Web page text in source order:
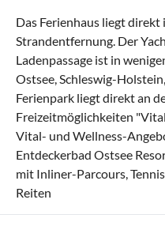
Das Ferienhaus liegt direkt
Strandentfernung. Der
Ladenpassage ist in
Ostsee, Schleswig-
Ferienpark liegt direkt an
Freizeitmöglichkeiten
Vital- und Wellness-
Entdeckerbad Ostsee
mit Inliner-Parcours,
Reiten